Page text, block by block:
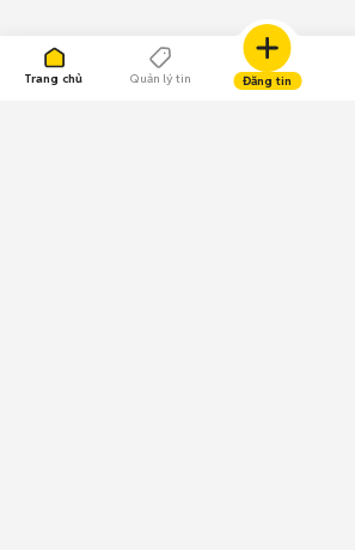
Trang chủ Quản lý tin Đăng tin